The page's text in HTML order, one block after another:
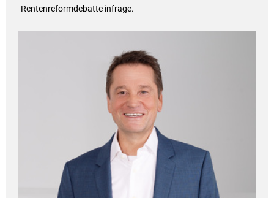
Rentenreformdebatte infrage.